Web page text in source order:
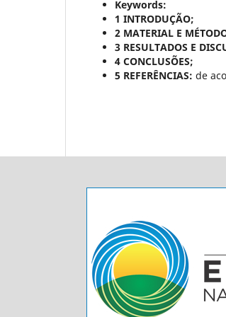
Keywords:
1 INTRODUÇÃO;
2 MATERIAL E
3 RESULTADOS E
4 CONCLUSÕES;
5 REFERÊNCIAS: de